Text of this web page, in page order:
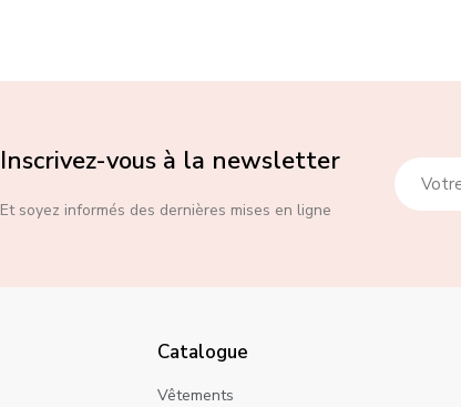
Inscrivez-vous à la newsletter
Et soyez informés des dernières mises en ligne
Catalogue
Vêtements